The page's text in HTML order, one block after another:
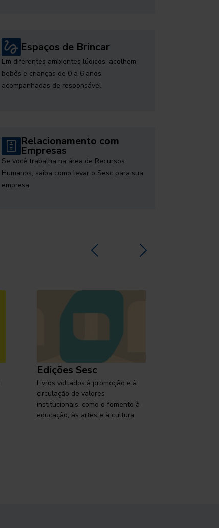
Espaços de Brincar
Em diferentes ambientes lúdicos, acolhem
bebês e crianças de 0 a 6 anos,
acompanhadas de responsável
Relacionamento com
Empresas
Se você trabalha na área de Recursos
Humanos, saiba como levar o Sesc para sua
empresa
Edições Sesc
Livros voltados à promoção e à
circulação de valores
institucionais, como o fomento à
educação, às artes e à cultura